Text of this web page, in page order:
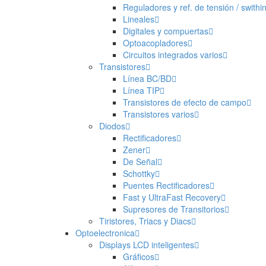
Reguladores y ref. de tensión /
Lineales
Digitales y compuertas
Optoacopladores
Circuitos integrados varios
Transistores
Línea BC/BD
Línea TIP
Transistores de efecto de campo
Transistores varios
Diodos
Rectificadores
Zener
De Señal
Schottky
Puentes Rectificadores
Fast y UltraFast Recovery
Supresores de Transitorios
Tiristores, Triacs y Diacs
Optoelectronica
Displays LCD inteligentes
Gráficos